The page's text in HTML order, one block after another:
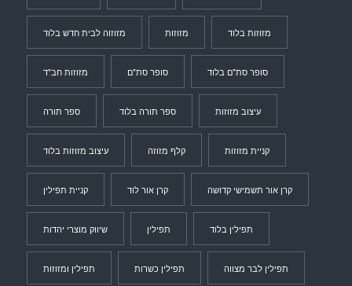
מזוזוה לבית חדש בלוד מזוזות מזוזות בלוד
מזוזות חב"ד סופר סת"ם סופר סת"ם בלוד
ספר תורה ספר תורה בלוד עיצוב מזוזות
עיצוב מזוזות בלוד קלף מזוזה קניית מזוזות
קניית תפילין קרן אור לוד קרן אור תשמישי קדושה
שיווק מוצרי יהדות תפילין תפילין בלוד
תפילין ומזוזות תפילין כשרות תפילין לבר מצווה